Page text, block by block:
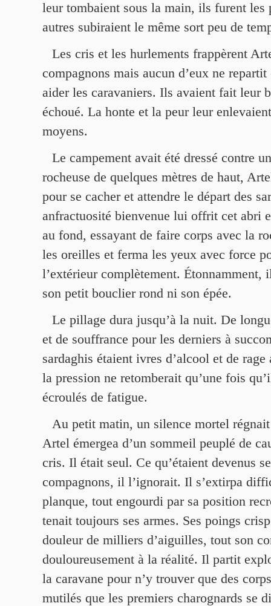
leur tombaient sous la main, ils furent les
autres subiraient le même sort peu de
Les cris et les hurlements frappèrent
compagnons mais aucun d’eux ne
aider les caravaniers. Ils avaient fait leur
échoué. La honte et la peur leur
moyens.
Le campement avait été dressé contre
rocheuse de quelques mètres de haut,
pour se cacher et attendre le départ des
anfractuosité bienvenue lui offrit cet abri
au fond, essayant de faire corps avec la
les oreilles et ferma les yeux avec force
l’extérieur complètement. Étonnamment,
son petit bouclier rond ni son épée.
Le pillage dura jusqu’à la nuit. De
et de souffrance pour les derniers à
sardaghis étaient ivres d’alcool et de
la pression ne retomberait qu’une fois
écroulés de fatigue.
Au petit matin, un silence mortel
Artel émergea d’un sommeil peuplé de
cris. Il était seul. Ce qu’étaient devenus
compagnons, il l’ignorait. Il s’extirpa
planque, tout engourdi par sa position
tenait toujours ses armes. Ses poings
douleur de milliers d’aiguilles, tout son
douloureusement à la réalité. Il partit
la caravane pour n’y trouver que des
mutilés que les premiers charognards se